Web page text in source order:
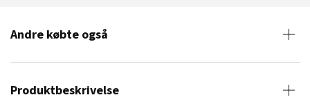
Andre købte også
Produktbeskrivelse